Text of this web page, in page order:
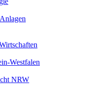
Westfalen
NRW